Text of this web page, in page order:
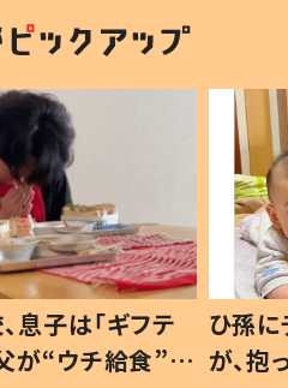
息子は「ギフテ
が“ウチ給食”を
ひ孫
が、